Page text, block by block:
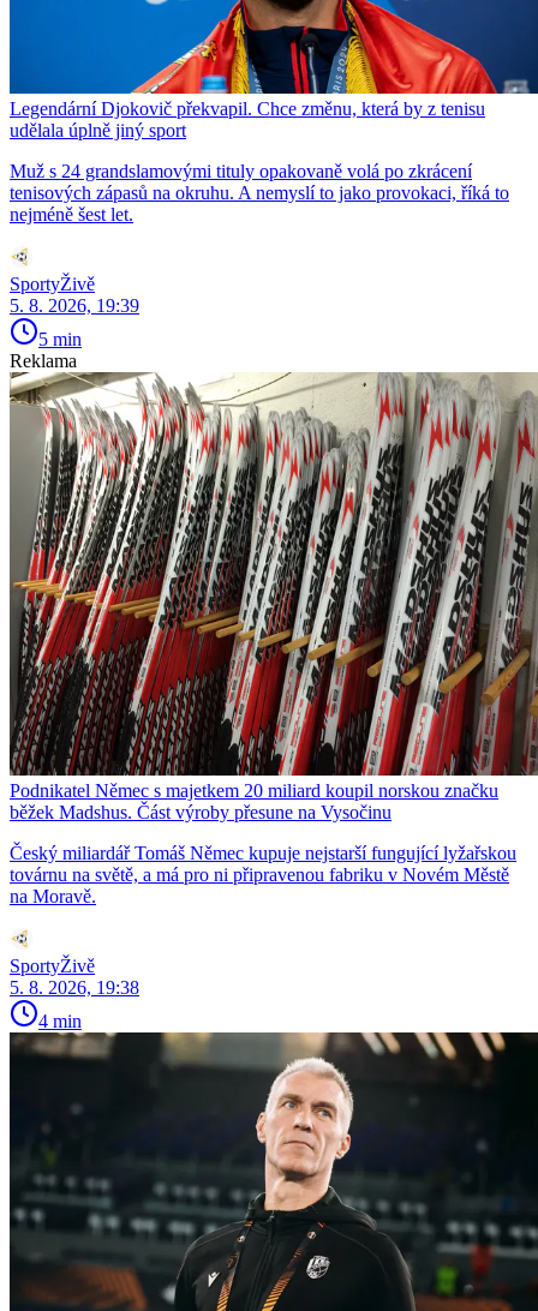
Legendární Djokovič překvapil. Chce změnu, která by z tenisu
udělala úplně jiný sport
Muž s 24 grandslamovými tituly opakovaně volá po zkrácení
tenisových zápasů na okruhu. A nemyslí to jako provokaci, říká to
nejméně šest let.
SportyŽivě
5. 8. 2026, 19:39
5 min
Reklama
Podnikatel Němec s majetkem 20 miliard koupil norskou značku
běžek Madshus. Část výroby přesune na Vysočinu
Český miliardář Tomáš Němec kupuje nejstarší fungující lyžařskou
továrnu na světě, a má pro ni připravenou fabriku v Novém Městě
na Moravě.
SportyŽivě
5. 8. 2026, 19:38
4 min